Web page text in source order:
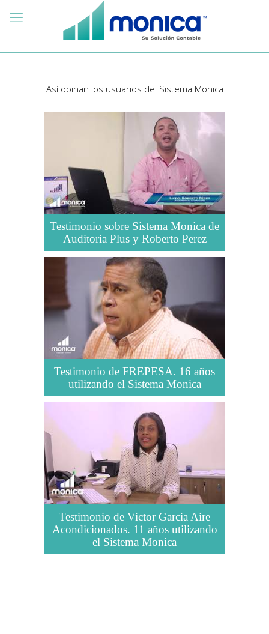
Así opinan los usuarios del Sistema Monica
Testimonio sobre Sistema Monica de
Auditoria Plus y Roberto Perez
Testimonio de FREPESA. 16 años
utilizando el Sistema Monica
Testimonio de Victor Garcia Aire
Acondicionados. 11 años utilizando
el Sistema Monica